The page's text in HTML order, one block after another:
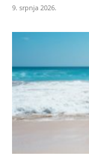
9. srpnja 2026.